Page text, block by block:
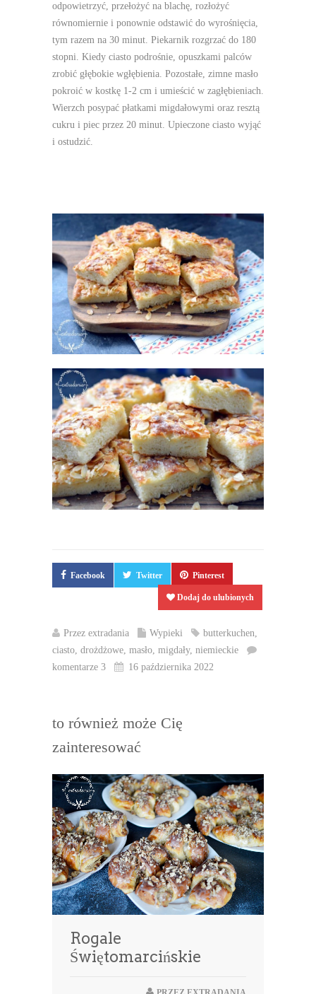
odpowietrzyć, przełożyć na blachę, rozłożyć
równomiernie i ponownie odstawić do wyrośnięcia,
tym razem na 30 minut. Piekarnik rozgrzać do 180
stopni. Kiedy ciasto podrośnie, opuszkami palców
zrobić głębokie wgłębienia. Pozostałe, zimne masło
pokroić w kostkę 1-2 cm i umieścić w zagłębieniach.
Wierzch posypać płatkami migdałowymi oraz resztą
cukru i piec przez 20 minut. Upieczone ciasto wyjąć
i ostudzić.
Facebook Twitter Pinterest
Dodaj do ulubionych
Przez extradania Wypieki butterkuchen
ciasto drożdżowe masło migdały, niemieckie
komentarze 3
16 października 2022
to również może Cię
zainteresować
Rogale
Świętomarcińskie